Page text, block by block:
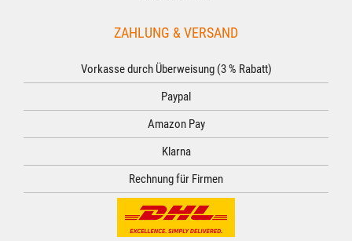
ZAHLUNG & VERSAND
Vorkasse durch Überweisung (3 % Rabatt)
Paypal
Amazon Pay
Klarna
Rechnung für Firmen